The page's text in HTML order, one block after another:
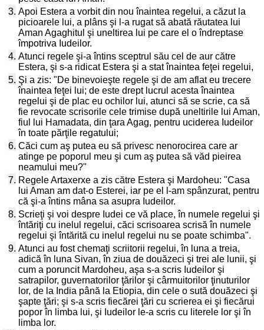
3. Apoi Estera a vorbit din nou înaintea regelui, a căzut la
picioarele lui, a plâns şi l-a rugat să abată răutatea lui
Aman Agaghitul şi uneltirea lui pe care el o îndreptase
împotriva Iudeilor.
4. Atunci regele şi-a întins sceptrul său cel de aur către
Estera, şi s-a ridicat Estera şi a stat înaintea feţei regelui,
5. Şi a zis: "De binevoieşte regele şi de am aflat eu trecere
înaintea feţei lui; de este drept lucrul acesta înaintea
regelui şi de plac eu ochilor lui, atunci să se scrie, ca să
fie revocate scrisorile cele trimise după uneltirile lui Aman,
fiul lui Hamadata, din ţara Agag, pentru uciderea Iudeilor
în toate părţile regatului;
6. Căci cum aş putea eu să privesc nenorocirea care ar
atinge pe poporul meu şi cum aş putea să văd pieirea
neamului meu?"
7. Regele Artaxerxe a zis către Estera şi Mardoheu: "Casa
lui Aman am dat-o Esterei, iar pe el l-am spânzurat, pentru
că şi-a întins mâna sa asupra Iudeilor.
8. Scrieţi şi voi despre Iudei ce vă place, în numele regelui şi
întăriţi cu inelul regelui, căci scrisoarea scrisă în numele
regelui şi întărită cu inelul regelui nu se poate schimba".
9. Atunci au fost chemaţi scriitorii regelui, în luna a treia,
adică în luna Sivan, în ziua de douăzeci şi trei ale lunii, şi
cum a poruncit Mardoheu, aşa s-a scris Iudeilor şi
satrapilor, guvernatorilor ţărilor şi cârmuitorilor ţinuturilor
lor, de la India până la Etiopia, din cele o sută douăzeci şi
şapte ţări; şi s-a scris fiecărei ţări cu scrierea ei şi fiecărui
popor în limba lui, şi Iudeilor le-a scris cu literele lor şi în
limba lor.